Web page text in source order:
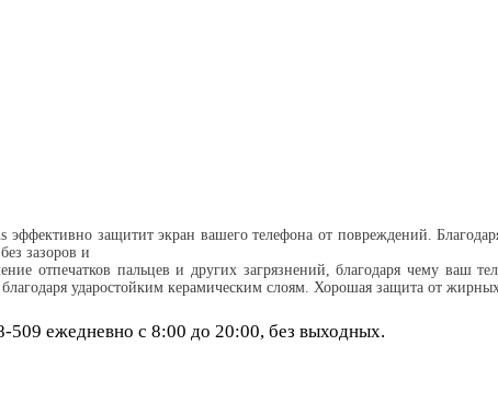
защитит экран вашего телефона от повреждений.
зазоров и
отпечатков пальцев и других загрязнений, благодаря чему ваш
ударостойким керамическим слоям. Хорошая защита от
ежедневно с 8:00 до 20:00, без выходных.